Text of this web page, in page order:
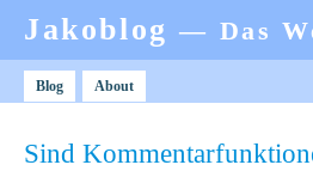
Jakoblog— Das
Blog About
Sind